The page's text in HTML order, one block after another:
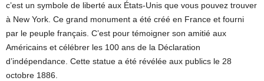
c’est un symbole de liberté aux États-Unis que vous pouvez trouver
à New York. Ce grand monument a été créé en France et fourni
par le peuple français. C’est pour témoigner son amitié aux
Américains et célébrer les 100 ans de la Déclaration
d’indépendance. Cette statue a été révélée aux publics le 28
octobre 1886.